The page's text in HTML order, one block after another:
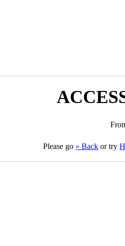
Please go « Back or try